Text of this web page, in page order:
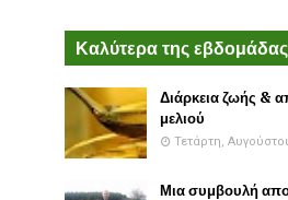
Καλύτερα της
Διάρκεια ζωής &
μελιού
Τετάρτη,
Μια συμβουλή